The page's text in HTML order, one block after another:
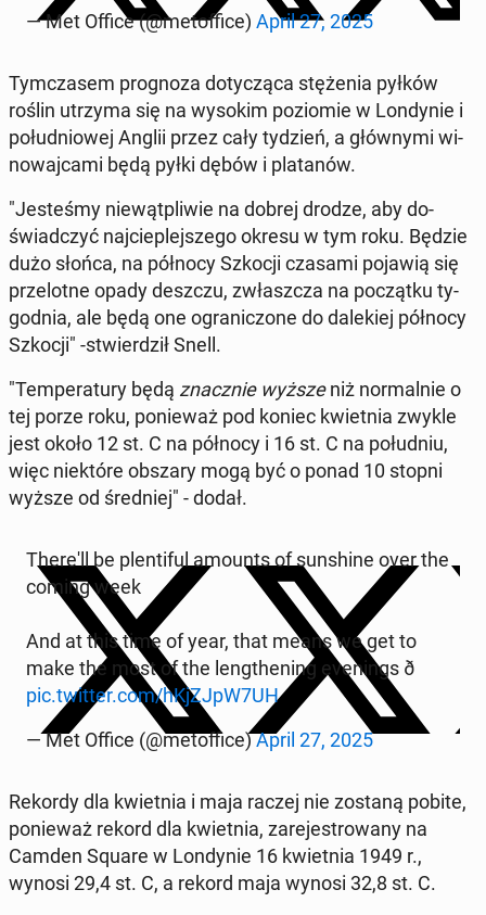
— Met Office (@me­tof­fi­ce) April 27, 2025
Tym­cza­sem pro­gno­za do­ty­czą­ca stę­że­nia pyłków
roślin utrzyma się na wysokim po­zio­mie w Lon­dy­nie i
po­łu­dnio­wej Anglii przez cały tydzień, a głów­ny­mi wi­
no­waj­ca­mi będą pyłki dębów i pla­ta­nów.
"Je­ste­śmy nie­wąt­pli­wie na dobrej drodze, aby do­
świad­czyć naj­cie­plej­sze­go okresu w tym roku. Będzie
dużo słońca, na północy Szkocji czasami pojawią się
prze­lot­ne opady deszczu, zwłasz­cza na po­cząt­ku ty­
go­dnia, ale będą one ogra­ni­czo­ne do da­le­kiej północy
Szkocji" -stwier­dził Snell.
"Tem­pe­ra­tu­ry będą znacz­nie wyższeniż nor­mal­nie o
tej porze roku, po­nie­waż pod koniec kwiet­nia zwykle
jest około 12 st. C na północy i 16 st. C na po­łu­dniu,
więc nie­któ­re obszary mogą być o ponad 10 stopni
wyższe od śred­niej" - dodał.
The­re­'ll be plen­ti­ful amounts of sun­shi­ne over the
coming week
And at this time of year, that means we get to
make the most of the leng­the­ning eve­nings ð
pic.twitter.com/hKjZJpW7UH
— Met Office (@me­tof­fi­ce)April 27, 2025
Rekordy dla kwiet­nia i maja raczej nie zostaną pobite,
po­nie­waż rekord dla kwiet­nia, za­re­je­stro­wa­ny na
Camden Square w Lon­dy­nie 16 kwiet­nia 1949 r.,
wynosi 29,4 st. C, a rekord maja wynosi 32,8 st. C.